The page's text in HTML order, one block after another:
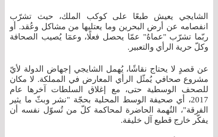
الشايجي يعيش طبعًا على كوكب الملك، حيث تشرّب
انفصامه عن أرض البحرين وما يعتليها من مشاكل وعُقد. أو
ربّما تشرّب "عماهُ" عمّا يحصل فعلًا، وعمٓا يُصيب الصحافة
وكلّ حرية الرأي والتعبير.
عن قصدٍ لا يحتاج نقاشًا، يُهمل الشايجي إجهاض الدولة لأيّ
مشروع صحافي يُمثّل الرأي المعارض في المملكة. لا مكان
للصحف الوسطية حتى، مع إغلاق السلطات آخرها عام
2017، أي صحيفة الوسط المحلية بحجّة "نشر وبثّ ما يثير
الفرقة"، التُهمة الحاضرة لمحاكمة كلّ من تُسوّل نفسه أن
يفكّر خارج قطيع آل خليفة.